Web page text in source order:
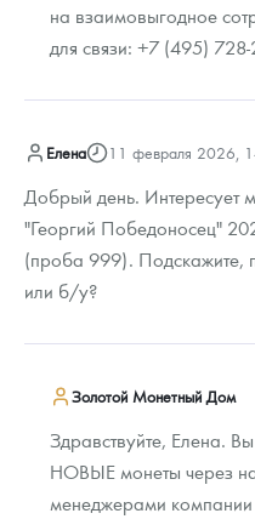
на взаимовыгодное
для связи: +7 (495)
Елена 11 февраля 2026,
Добрый день. Интересует
"Георгий Победоносец"
(проба 999). Подскажите,
или б/у?
Золотой Монетный Дом
Здравствуйте, Елена.
НОВЫЕ монеты через
менеджерами